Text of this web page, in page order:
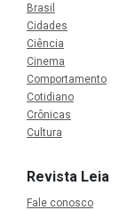
Brasil
Cidades
Ciência
Cinema
Comportamento
Cotidiano
Crônicas
Cultura
Revista Leia
Fale conosco